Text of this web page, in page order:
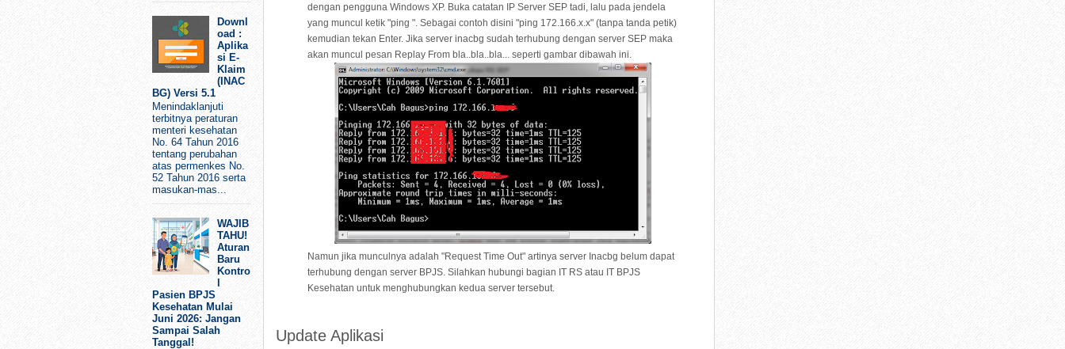
Downl
oad :
Aplika
si E-
Klaim
(INAC
BG) Versi 5.1
Menindaklanjuti
terbitnya peraturan
menteri kesehatan
No. 64 Tahun 2016
tentang perubahan
atas permenkes No.
52 Tahun 2016 serta
masukan-mas...
WAJIB
TAHU!
Aturan
Baru
Kontro
l
Pasien BPJS
Kesehatan Mulai
Juni 2026: Jangan
Sampai Salah
Tanggal!
dengan pengguna Windows XP. Buka catatan IP Server SEP tadi, lalu pada jendela
yang muncul ketik "ping ". Sebagai contoh disini "ping 172.166.x.x" (tanpa tanda petik)
kemudian tekan Enter. Jika server inacbg sudah terhubung dengan server SEP maka
akan muncul pesan Replay From bla..bla..bla... seperti gambar dibawah ini.
Namun jika munculnya adalah "Request Time Out" artinya server Inacbg belum dapat
terhubung dengan server BPJS. Silahkan hubungi bagian IT RS atau IT BPJS
Kesehatan untuk menghubungkan kedua server tersebut.
Update Aplikasi